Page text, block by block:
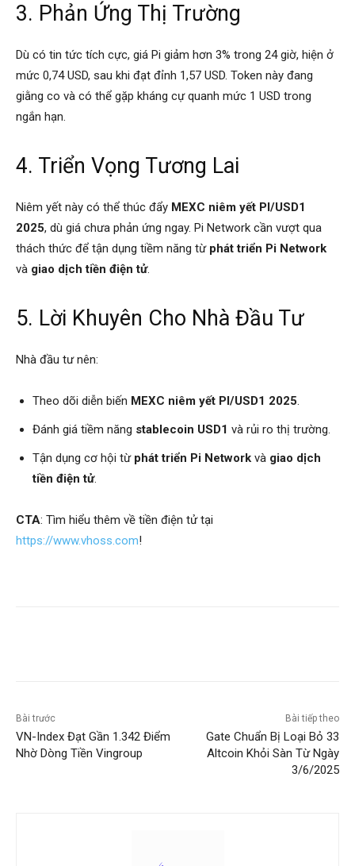
3. Phản Ứng Thị Trường
Dù có tin tức tích cực, giá Pi giảm hơn 3% trong 24 giờ, hiện ở
mức 0,74 USD, sau khi đạt đỉnh 1,57 USD. Token này đang
giằng co và có thể gặp kháng cự quanh mức 1 USD trong
ngắn hạn.
4. Triển Vọng Tương Lai
Niêm yết này có thể thúc đẩy MEXC niêm yết PI/USD1
2025, dù giá chưa phản ứng ngay. Pi Network cần vượt qua
thách thức để tận dụng tiềm năng từ phát triển Pi Network
và giao dịch tiền điện tử.
5. Lời Khuyên Cho Nhà Đầu Tư
Nhà đầu tư nên:
Theo dõi diễn biến MEXC niêm yết PI/USD1 2025.
Đánh giá tiềm năng stablecoin USD1 và rủi ro thị trường.
Tận dụng cơ hội từ phát triển Pi Network và giao dịch
tiền điện tử.
CTA: Tìm hiểu thêm về tiền điện tử tại
https://www.vhoss.com!
Bài trước
VN-Index Đạt Gần 1.342 Điểm
Nhờ Dòng Tiền Vingroup
Bài tiếp theo
Gate Chuẩn Bị Loại Bỏ 33
Altcoin Khỏi Sàn Từ Ngày
3/6/2025